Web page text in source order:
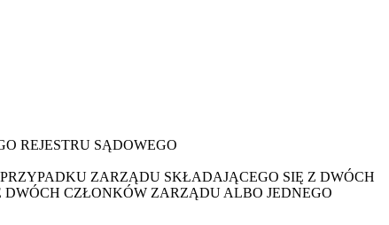
REJESTRU SĄDOWEGO
ZARZĄDU SKŁADAJĄCEGO SIĘ Z DWÓCH
CZŁONKÓW ZARZĄDU ALBO JEDNEGO